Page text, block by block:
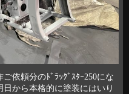
依頼分のﾄﾞﾗｯｸﾞｽﾀｰ250にな
から本格的に塗装にはいり